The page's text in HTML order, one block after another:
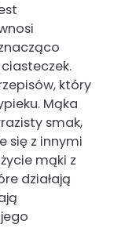
który
Mąka
smak,
się z innymi
mąki z
działają